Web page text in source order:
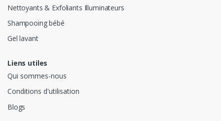
Nettoyants & Exfoliants Illuminateurs
Shampooing bébé
Gel lavant
Liens utiles
Qui sommes-nous
Conditions d'utilisation
Blogs